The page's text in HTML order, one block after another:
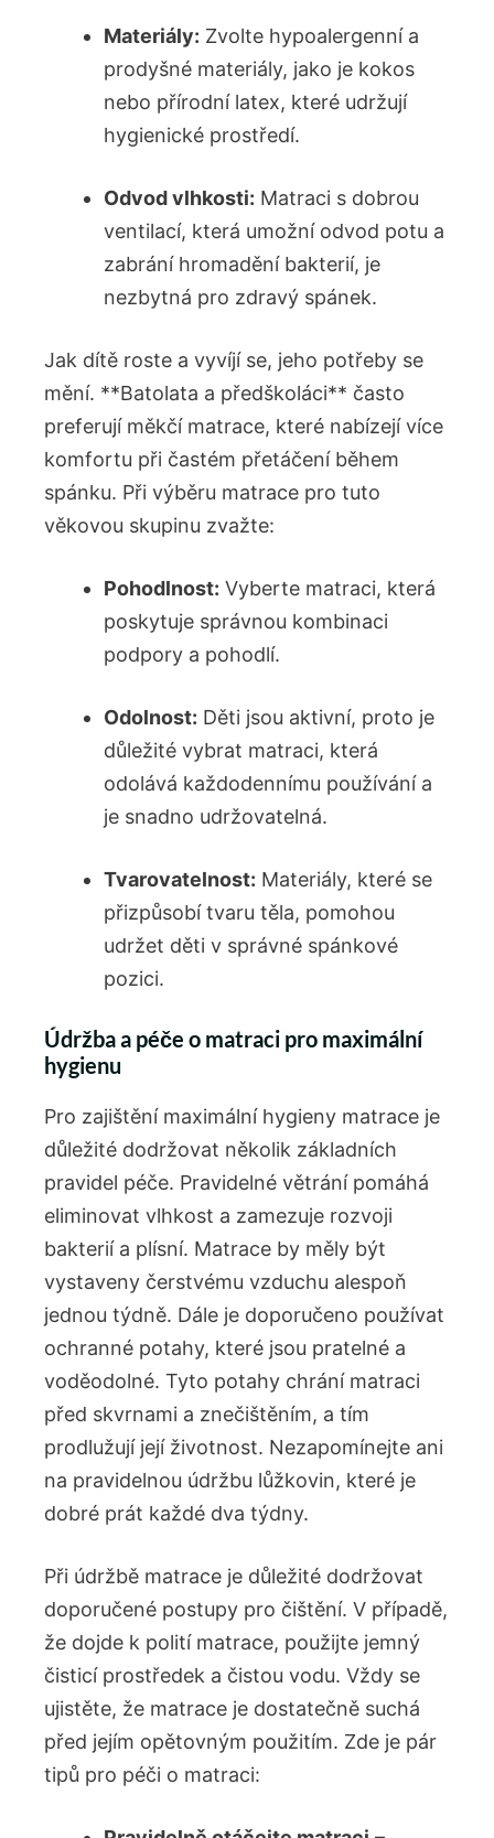
Materiály: Zvolte hypoalergenní a
prodyšné materiály, jako je kokos
nebo ⁢přírodní latex, které udržují
hygienické prostředí.
Odvod​ vlhkosti: Matraci s dobrou
ventilací, která umožní odvod ⁤potu ‌a‍
zabrání hromadění bakterií, je
nezbytná pro ‍zdravý spánek.
Jak dítě roste a vyvíjí⁢ se, jeho potřeby se
mění. **Batolata a předškoláci** často
preferují měkčí matrace, které​ nabízejí více
komfortu při častém přetáčení během
spánku. Při ‌výběru matrace pro tuto
věkovou​ skupinu zvažte:
Pohodlnost: Vyberte matraci, která
poskytuje správnou kombinaci⁣
podpory a pohodlí.
Odolnost: Děti jsou aktivní, proto je
důležité vybrat matraci, která
odolává každodennímu používání a
je snadno ‌udržovatelná.
Tvarovatelnost: Materiály, které se
‍přizpůsobí⁣ tvaru‌ těla, pomohou
⁣udržet děti v správné spánkové
pozici.
Údržba‍ a péče o matraci pro maximální
hygienu
Pro zajištění maximální‍ hygieny matrace je
důležité ​dodržovat ⁣několik základních
pravidel péče. Pravidelné větrání pomáhá⁢
eliminovat vlhkost a zamezuje rozvoji ​
bakterií a ​plísní. Matrace by měly být
vystaveny čerstvému vzduchu alespoň
jednou týdně. Dále je doporučeno používat
ochranné potahy, které jsou pratelné a
voděodolné. Tyto potahy chrání matraci
před skvrnami a znečištěním, a tím
prodlužují její životnost. Nezapomínejte ani
na ‍pravidelnou údržbu lůžkovin,‌ které je
dobré ​prát každé dva týdny.
Při údržbě matrace je důležité dodržovat
doporučené postupy pro čištění. V případě,
že dojde k polití matrace, ​použijte ⁢jemný
čisticí prostředek a čistou⁣ vodu. Vždy se
ujistěte, že matrace je ‍dostatečně suchá‌
před jejím opětovným použitím. Zde⁢ je pár
tipů pro péči o matraci: